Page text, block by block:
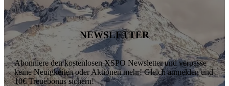
NEWSLETTER
Abonniere den kostenlosen XSPO Newsletter und verpasse
keine Neuigkeiten oder Aktionen mehr! Gleich anmelden und
10€ Treuebonus sichern!